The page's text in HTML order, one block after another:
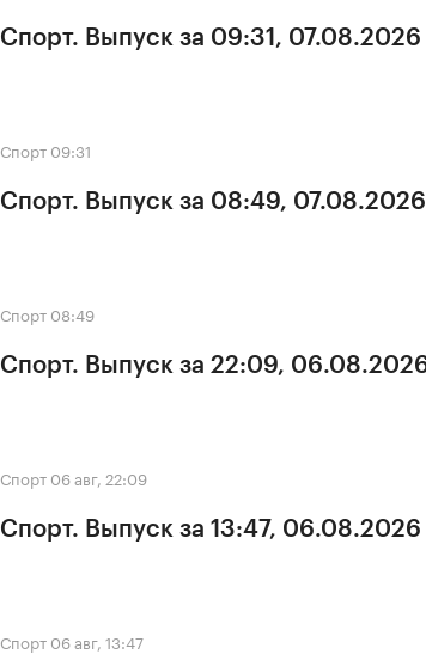
Спорт. Выпуск за 09:31, 07.08.2026
Спорт 09:31
Спорт. Выпуск за 08:49, 07.08.2026
Спорт 08:49
Спорт. Выпуск за 22:09,
Спорт 06 авг, 22:09
Спорт. Выпуск за 13:47, 06.08.2026
Спорт 06 авг, 13:47